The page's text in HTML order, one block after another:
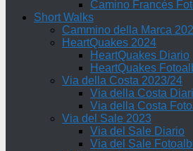
Camino Francés
Short Walks
Cammino della Marca
HeartQuakes 2024
HeartQuakes Diario
HeartQuakes
Via della Costa 2023/24
Via della Costa
Via della Costa
Via del Sale 2023
Via del Sale Diario
Via del Sale